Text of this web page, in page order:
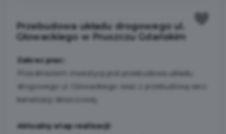
Przebudowa układu drogowego ul.
Głowackiego w Pruszczu Gdańskim
Zakres prac:
Przedmiotem inwestycji jest przebudowa układu
drogowego ul. Głowackiego wraz z przebudową sieci
kanalizacji deszczowej.
Aktualny etap realizacji: